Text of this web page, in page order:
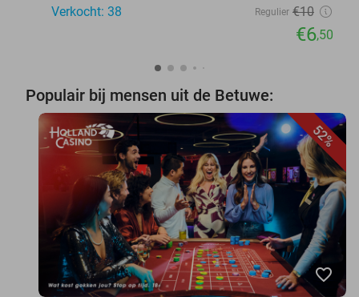
Verkocht: 38 Regulier €10
€6,50
Populair bij mensen uit de Betuwe:
52%
favorite_border